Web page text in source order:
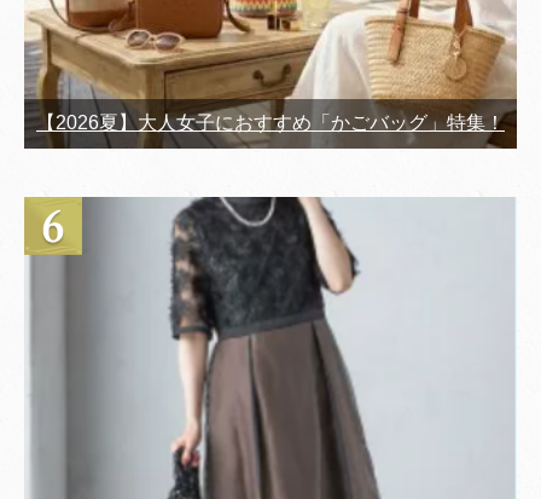
【2026夏】大人女子におすすめ「かごバッグ」特集！